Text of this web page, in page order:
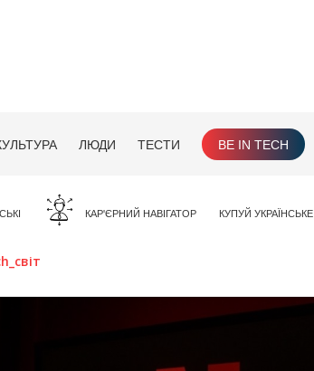
ЛЮДИ ТЕСТИ BE IN TECH
КАР'ЄРНИЙ НАВІГАТОР КУПУЙ УКРАЇНСЬКЕ